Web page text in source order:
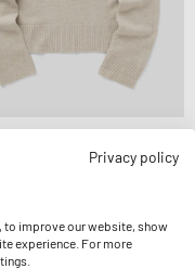
LS KNIT 7230Privacy policy
to improve our website, show
experience. For more